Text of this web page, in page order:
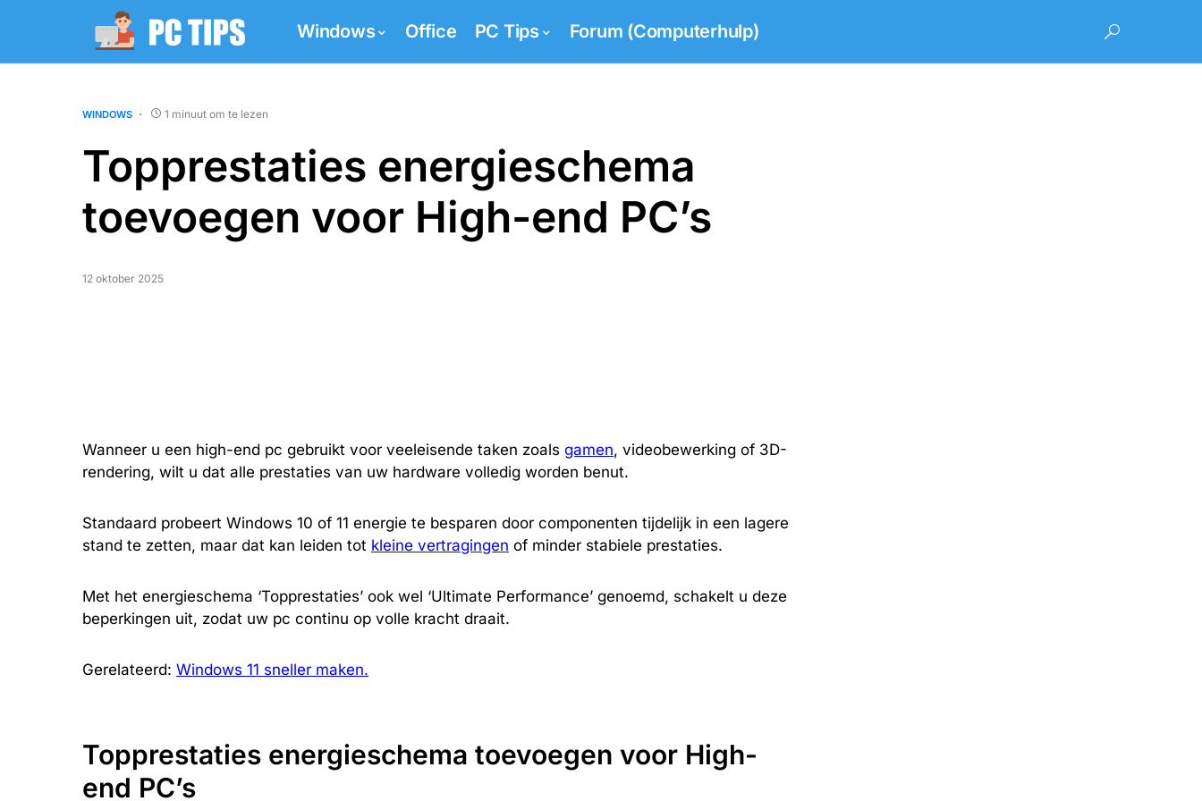
Windows Office PC Tips Forum (Computerhulp)
WINDOWS 1 minuut om te lezen
Topprestaties energieschema
toevoegen voor High-end PC’s
12 oktober 2025
Wanneer u een high-end pc gebruikt voor veeleisende taken zoals gamen, videobewerking of 3D-
rendering, wilt u dat alle prestaties van uw hardware volledig worden benut.
Standaard probeert Windows 10 of 11 energie te besparen door componenten tijdelijk in een lagere
stand te zetten, maar dat kan leiden tot kleine vertragingen of minder stabiele prestaties.
Met het energieschema ‘Topprestaties’ ook wel ‘Ultimate Performance’ genoemd, schakelt u deze
beperkingen uit, zodat uw pc continu op volle kracht draait.
Gerelateerd: Windows 11 sneller maken.
Topprestaties energieschema toevoegen voor High-
end PC’s